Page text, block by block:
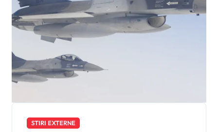
STIRI EXTERNE